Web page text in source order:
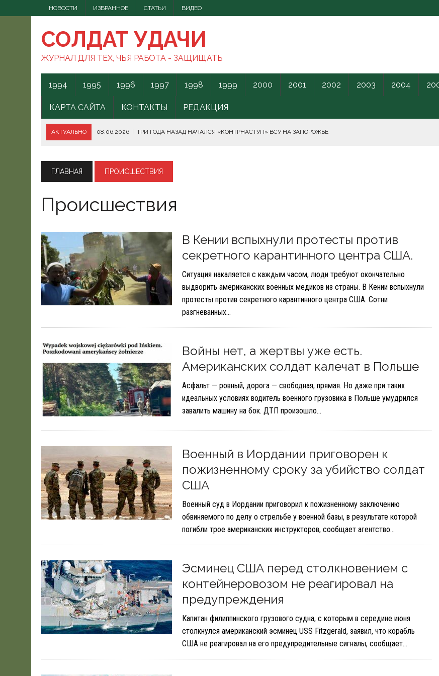
НОВОСТИ ИЗБРАННОЕ СТАТЬИ ВИДЕО
СОЛДАТ УДАЧИ
ЖУРНАЛ ДЛЯ ТЕХ, ЧЬЯ РАБОТА - ЗАЩИЩАТЬ
1994 1995 1996 1997 1998 1999 2000 2001 2002 2003 2004
КАРТА САЙТА КОНТАКТЫ РЕДАКЦИЯ
АКТУАЛЬНО 08.06.2026 ТРИ ГОДА НАЗАД НАЧАЛСЯ «КОНТРНАСТУП» ВСУ НА ЗАПОРОЖЬЕ
07.06.2026 | БОРЬБА С НАШИМИ МОГАМИ. ЧТО ДЕЛАТЬ?
07.06.2026
07.06.2026
19.06.2026 | WSJ: ПЕНТАГОНУ НУЖНО $80 МЛРД ДЛЯ ПОКРЫТИЯ РАСХОДОВ НА КОНФЛИКТ С ИРАНОМ
ГЛАВНАЯ ПРОИСШЕСТВИЯ
Происшествия
В Кении вспыхнули протесты против
секретного карантинного центра США.
Ситуация накаляется с каждым часом, люди требуют окончательно
выдворить американских военных медиков из страны. В Кении вспыхнули
протесты против секретного карантинного центра США. Сотни
разгневанных…
Войны нет, а жертвы уже есть.
Американских солдат калечат в Польше
Асфальт — ровный, дорога — свободная, прямая. Но даже при таких
идеальных условиях водитель военного грузовика в Польше умудрился
завалить машину на бок. ДТП произошло…
Военный в Иордании приговорен к
пожизненному сроку за убийство солдат
США
Военный суд в Иордании приговорил к пожизненному заключению
обвиняемого по делу о стрельбе у военной базы, в результате которой
погибли трое американских инструкторов, сообщает агентство…
Эсминец США перед столкновением с
контейнеровозом не реагировал на
предупреждения
Капитан филиппинского грузового судна, с которым в середине июня
столкнулся американский эсминец USS Fitzgerald, заявил, что корабль
США не реагировал на его предупредительные сигналы, сообщает…